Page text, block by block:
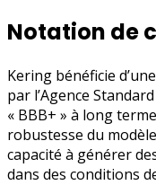
Notation de
Kering bénéficie
par l’Agence
« BBB+ » à long
robustesse du
capacité à générer
dans des conditions